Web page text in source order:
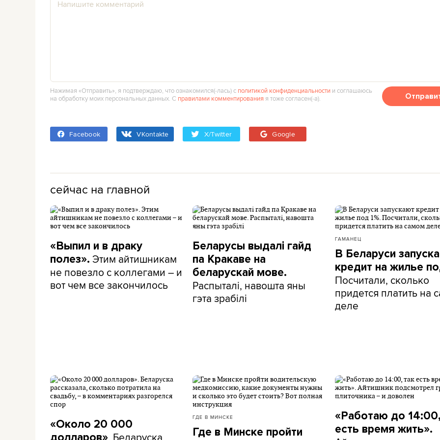
Нажимая «Отправить», я подтверждаю, что ознакомился(‑лась) с политикой конфиденциальности и соглашаюсь
на обработку моих персональных данных. С правилами комментирования я тоже согласен(‑а).
Facebook VKontakte X/Twitter Google
сейчас на главной
«Выпил и в драку
полез». Этим айтишникам
не повезло с коллегами – и
вот чем все закончилось
Беларусы выдалі гайд
па Кракаве на
беларускай мове.
Распыталі, навошта яны
гэта зрабілі
ГАМАНЕЦ
В Беларуси
кредит на жилье
Посчитали, сколько
придется платить на
деле
«Около 20 000
. Беларуска
ГДЕ В МИНСКЕ
Где в Минске пройти
«Работаю до
есть время жить».